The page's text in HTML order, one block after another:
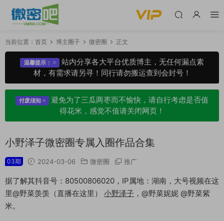
当前位置： 首页 博主圈子 微密圈 正文
温馨提示：
站内分享各大平台优质博主，无任何漏点素
材，有需求请另寻！同行请勿搬运查到会封号！
付废须知
避免为了三瓜两枣而不愉快，请自行考虑是否值
得花米，感觉不值请关闭网页！
小野泽子微密圈专属入圈作品合集
03期 2024-03-06 微密圈 推广
据了解其抖音号：80500806020，IP属地：湖南，大号视频在这
里@野菜羡羡（直播在这里） 小野泽子 ，@野菜妮妮 @野菜紫
米。